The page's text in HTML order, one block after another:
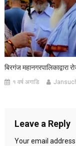
बिरगंज
१ वर्ष अगाडि
Leave a Reply
Your email